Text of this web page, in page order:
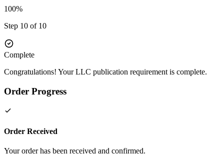
100%
Step 10 of 10
Complete
Congratulations! Your LLC publication requirement is complete.
Order Progress
Order Received
Your order has been received and confirmed.